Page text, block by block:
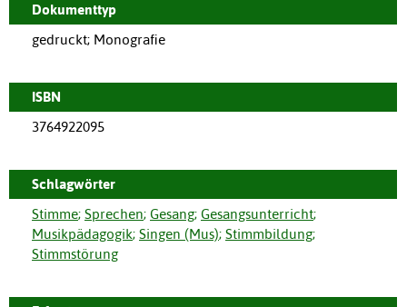
Dokumenttyp
gedruckt; Monografie
ISBN
3764922095
Schlagwörter
Stimme; Sprechen; Gesang; Gesangsunterricht;
Musikpädagogik; Singen (Mus); Stimmbildung;
Stimmstörung